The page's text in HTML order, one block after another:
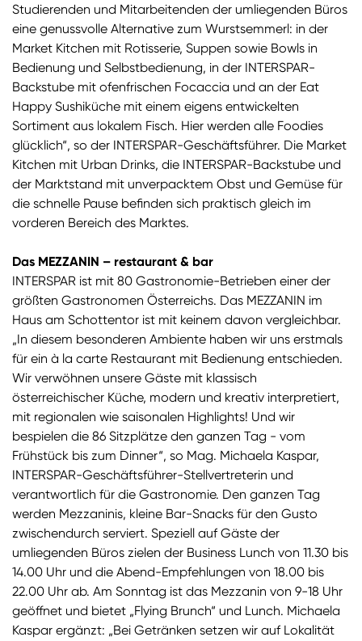
Studierenden und Mitarbeitenden der umliegenden Büros
eine genussvolle Alternative zum Wurstsemmerl: in der
Market Kitchen mit Rotisserie, Suppen sowie Bowls in
Bedienung und Selbstbedienung, in der INTERSPAR-
Backstube mit ofenfrischen Focaccia und an der Eat
Happy Sushiküche mit einem eigens entwickelten
Sortiment aus lokalem Fisch. Hier werden alle Foodies
glücklich“, so der INTERSPAR-Geschäftsführer. Die Market
Kitchen mit Urban Drinks, die INTERSPAR-Backstube und
der Marktstand mit unverpacktem Obst und Gemüse für
die schnelle Pause befinden sich praktisch gleich im
vorderen Bereich des Marktes.
Das MEZZANIN – restaurant & bar
INTERSPAR ist mit 80 Gastronomie-Betrieben einer der
größten Gastronomen Österreichs. Das MEZZANIN im
Haus am Schottentor ist mit keinem davon vergleichbar.
„In diesem besonderen Ambiente haben wir uns erstmals
für ein à la carte Restaurant mit Bedienung entschieden.
Wir verwöhnen unsere Gäste mit klassisch
österreichischer Küche, modern und kreativ interpretiert,
mit regionalen wie saisonalen Highlights! Und wir
bespielen die 86 Sitzplätze den ganzen Tag - vom
Frühstück bis zum Dinner“, so Mag. Michaela Kaspar,
INTERSPAR-Geschäftsführer-Stellvertreterin und
verantwortlich für die Gastronomie. Den ganzen Tag
werden Mezzaninis, kleine Bar-Snacks für den Gusto
zwischendurch serviert. Speziell auf Gäste der
umliegenden Büros zielen der Business Lunch von 11.30 bis
14.00 Uhr und die Abend-Empfehlungen von 18.00 bis
22.00 Uhr ab. Am Sonntag ist das Mezzanin von 9-18 Uhr
geöffnet und bietet „Flying Brunch“ und Lunch. Michaela
Kaspar ergänzt: „Bei Getränken setzen wir auf Lokalität